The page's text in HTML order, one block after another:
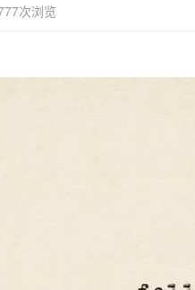
次浏览